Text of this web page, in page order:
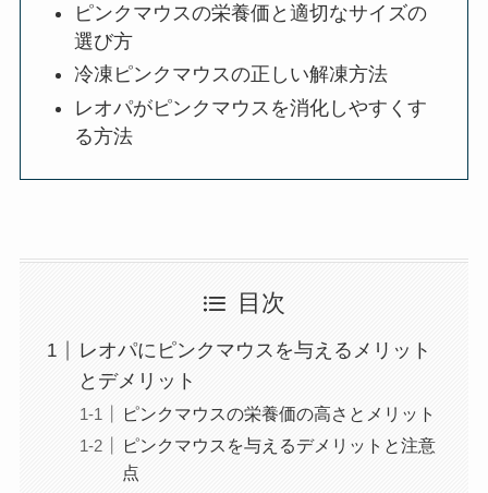
ピンクマウスの栄養価と適切なサイズの
選び方
冷凍ピンクマウスの正しい解凍方法
レオパがピンクマウスを消化しやすくす
る方法
目次
レオパにピンクマウスを与えるメリット
とデメリット
ピンクマウスの栄養価の高さとメリット
ピンクマウスを与えるデメリットと注意
点